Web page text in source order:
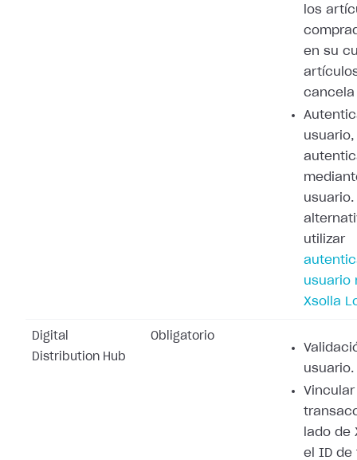
los
en su
cancela
usuario.
utilizar
usuario
Xsolla
Digital
Distribution Hub
Obligatorio
usuario.
lado de
el ID de